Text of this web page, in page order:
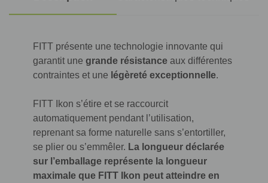
FITT présente une technologie innovante qui
garantit une grande résistance aux différentes
contraintes et une légèreté exceptionnelle.
FITT Ikon s’étire et se raccourcit
automatiquement pendant l’utilisation,
reprenant sa forme naturelle sans s’entortiller,
se plier ou s’emmêler. La longueur déclarée
sur l’emballage représente la longueur
maximale que FITT Ikon peut atteindre en